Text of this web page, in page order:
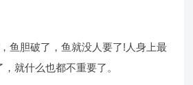
鱼胆破了，鱼就没人要了!人身上最
就什么也都不重要了。